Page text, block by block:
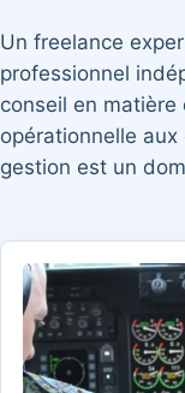
Un freelance
professionnel
conseil en
opérationnelle
gestion est un